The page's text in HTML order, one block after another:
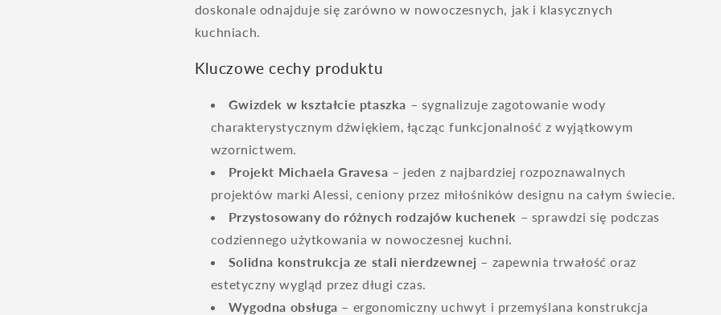
doskonale odnajduje się zarówno w nowoczesnych, jak i klasycznych
kuchniach.
Kluczowe cechy produktu
Gwizdek w kształcie ptaszka – sygnalizuje zagotowanie wody
charakterystycznym dźwiękiem, łącząc funkcjonalność z wyjątkowym
wzornictwem.
Projekt Michaela Gravesa – jeden z najbardziej rozpoznawalnych
projektów marki Alessi, ceniony przez miłośników designu na całym świecie.
Przystosowany do różnych rodzajów kuchenek – sprawdzi się podczas
codziennego użytkowania w nowoczesnej kuchni.
Solidna konstrukcja ze stali nierdzewnej – zapewnia trwałość oraz
estetyczny wygląd przez długi czas.
Wygodna obsługa – ergonomiczny uchwyt i przemyślana konstrukcja